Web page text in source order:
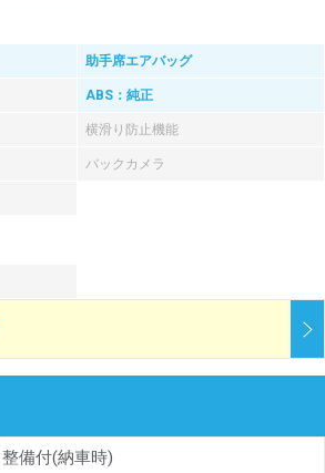
助手席エアバッグ
ABS：純正
横滑り防止機能
バックカメラ
整備付(納車時)